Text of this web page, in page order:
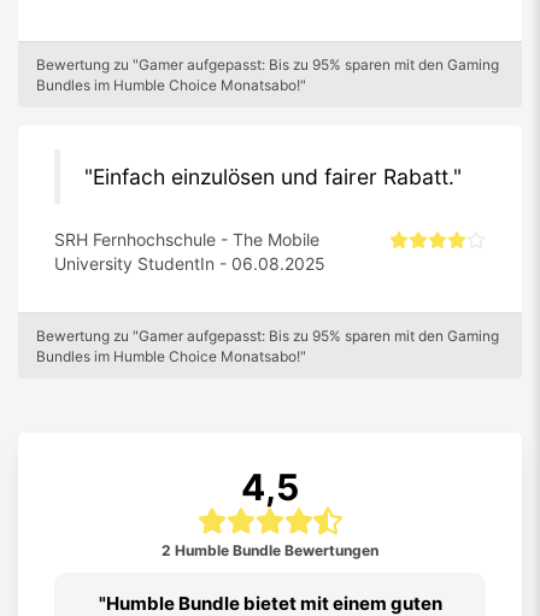
Bewertung zu "Gamer aufgepasst: Bis zu 95% sparen mit den Gaming
Bundles im Humble Choice Monatsabo!"
Einfach einzulösen und fairer Rabatt.
SRH Fernhochschule - The Mobile
University StudentIn - 06.08.2025
Bewertung zu "Gamer aufgepasst: Bis zu 95% sparen mit den Gaming
Bundles im Humble Choice Monatsabo!"
4,5
2 Humble Bundle Bewertungen
Humble Bundle bietet mit einem guten